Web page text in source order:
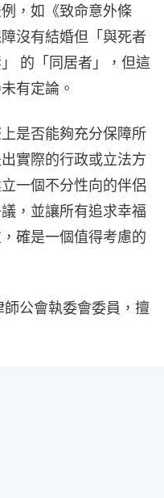
，如《致命意外條
沒有結婚但「與死者
的「同居者」，但這
有定論。
是否能夠充分保障所
實際的行政或立法方
一個不分性向的伴侶
，並讓所有追求幸福
確是一個值得考慮的
公會執委會委員，擅